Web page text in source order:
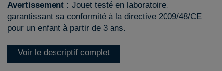
Avertissement : Jouet testé en laboratoire,
garantissant sa conformité à la directive 2009/48/CE
pour un enfant à partir de 3 ans.
Voir le descriptif complet